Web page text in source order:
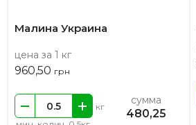
Малина Украина
цена за 1 кг
960,50 грн
кг сумма
480,25